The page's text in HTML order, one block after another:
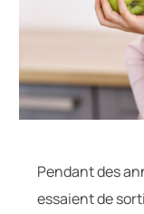
Pendant des
essaient de